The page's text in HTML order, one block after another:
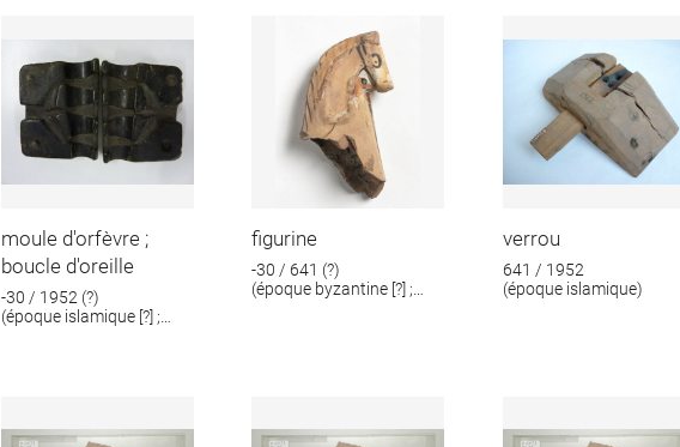
moule d'orfèvre ;
boucle d'oreille
-30 / 1952 (?)
(époque islamique [?] ;
figurine
-30 / 641 (?)
(époque byzantine [?] ;
verrou
641 / 1952
(époque islamique)